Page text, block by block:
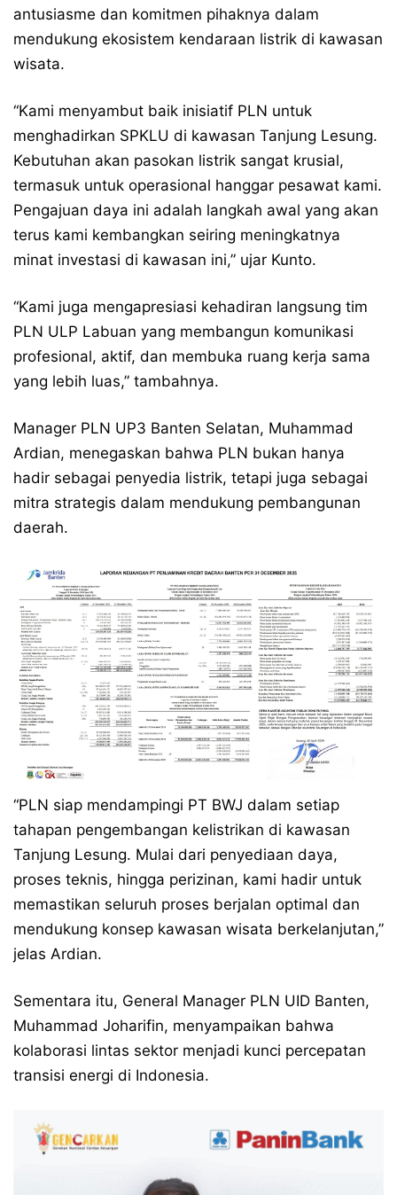
antusiasme dan komitmen pihaknya dalam
mendukung ekosistem kendaraan listrik di kawasan
wisata.
“Kami menyambut baik inisiatif PLN untuk
menghadirkan SPKLU di kawasan Tanjung Lesung.
Kebutuhan akan pasokan listrik sangat krusial,
termasuk untuk operasional hanggar pesawat kami.
Pengajuan daya ini adalah langkah awal yang akan
terus kami kembangkan seiring meningkatnya
minat investasi di kawasan ini,” ujar Kunto.
“Kami juga mengapresiasi kehadiran langsung tim
PLN ULP Labuan yang membangun komunikasi
profesional, aktif, dan membuka ruang kerja sama
yang lebih luas,” tambahnya.
Manager PLN UP3 Banten Selatan, Muhammad
Ardian, menegaskan bahwa PLN bukan hanya
hadir sebagai penyedia listrik, tetapi juga sebagai
mitra strategis dalam mendukung pembangunan
daerah.
“PLN siap mendampingi PT BWJ dalam setiap
tahapan pengembangan kelistrikan di kawasan
Tanjung Lesung. Mulai dari penyediaan daya,
proses teknis, hingga perizinan, kami hadir untuk
memastikan seluruh proses berjalan optimal dan
mendukung konsep kawasan wisata berkelanjutan,”
jelas Ardian.
Sementara itu, General Manager PLN UID Banten,
Muhammad Joharifin, menyampaikan bahwa
kolaborasi lintas sektor menjadi kunci percepatan
transisi energi di Indonesia.